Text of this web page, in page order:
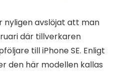
nyligen avslöjat att man
där tillverkaren
till iPhone SE. Enligt
den här modellen kallas